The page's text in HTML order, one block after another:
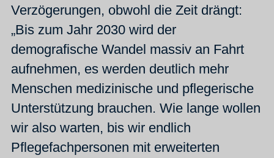
Verzögerungen, obwohl die Zeit drängt:
„Bis zum Jahr 2030 wird der
demografische Wandel massiv an Fahrt
aufnehmen, es werden deutlich mehr
Menschen medizinische und pflegerische
Unterstützung brauchen. Wie lange wollen
wir also warten, bis wir endlich
Pflegefachpersonen mit erweiterten